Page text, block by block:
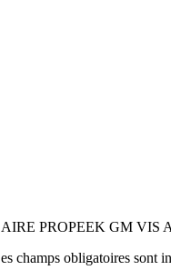
PROPEEK GM VIS
champs obligatoires sont